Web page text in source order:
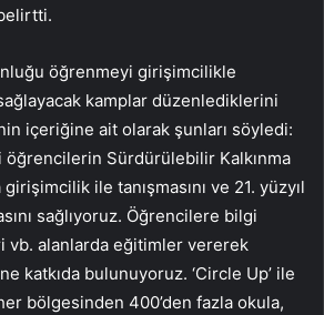
öğrenmeyi girişimcilikle
kamplar düzenlediklerini
içeriğine ait olarak şunları söyledi:
öğrencilerin Sürdürülebilir Kalkınma
ile tanışmasını ve 21. yüzyıl
sağlıyoruz. Öğrencilere bilgi
vb. alanlarda eğitimler vererek
katkıda bulunuyoruz. ‘Circle Up’ ile
bölgesinden 400’den fazla okula,